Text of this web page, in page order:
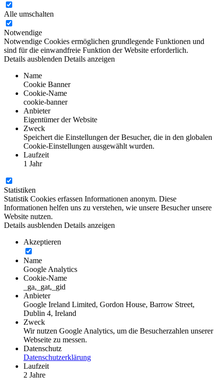
Alle umschalten
Notwendige
Notwendige Cookies ermöglichen grundlegende Funktionen und
sind für die einwandfreie Funktion der Website erforderlich.
Details ausblenden Details anzeigen
Name
Cookie Banner
Cookie-Name
cookie-banner
Anbieter
Eigentümer der Website
Zweck
Speichert die Einstellungen der Besucher, die in den globalen
Cookie-Einstellungen ausgewählt wurden.
Laufzeit
1 Jahr
Statistiken
Statistik Cookies erfassen Informationen anonym. Diese
Informationen helfen uns zu verstehen, wie unsere Besucher unsere
Website nutzen.
Details ausblenden Details anzeigen
Akzeptieren
Name
Google Analytics
Cookie-Name
_ga,_gat,_gid
Anbieter
Google Ireland Limited, Gordon House, Barrow Street,
Dublin 4, Ireland
Zweck
Wir nutzen Google Analytics, um die Besucherzahlen unserer
Webseite zu messen.
Datenschutz
Datenschutzerklärung
Laufzeit
2 Jahre